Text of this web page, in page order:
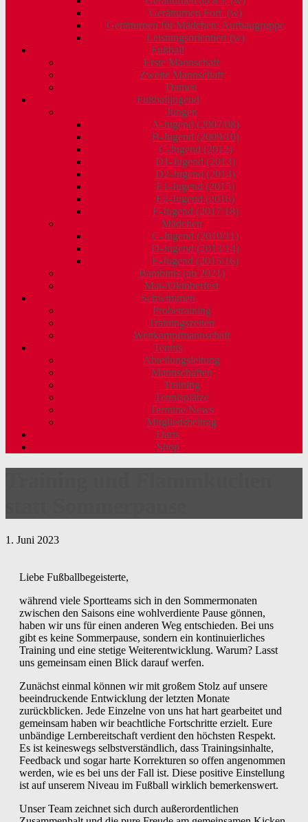
Gerätturnen Fort. (w)
Gerätturnen für Mädchen: Aufbaugruppe
Leistungsorientiert (w)
Fußball
Erste Mannschaft
Zweite Mannschaft
Damen
Fußballjugend
Jungen
A-Jugend (2007/08)
B-Jugend (2009/10)
C-Jugend (2012)
D1-Jugend (2013)
D2-Jugend (2014)
E1-Jugend (2015)
E2-Jugend (2016)
F-Jugend (2017/18)
Mädchen
C-Jugend (2010/11)
D-Jugend (2013/14)
E-Jugend (2015/16)
Bambinis (ab 2021)
Mai-/Oktoberfest
Schwimmen
Probetraining
Trainingszeiten
Wettkampfmannschaft
Tennis
Abteilungsleitung
Mannschaften
Training
Tennisplätze
Termine/News
Mitgliedsbeitrag
Darts
Shop
1. Juni 2023
Liebe Fußballbegeisterte,
während viele Sportteams sich in den Sommermonaten
zwischen den Saisons eine wohlverdiente Pause gönnen,
haben wir uns für einen anderen Weg entschieden. Bei uns
gibt es keine Sommerpause, sondern ein kontinuierliches
Training und eine stetige Weiterentwicklung. Warum? Lasst
uns gemeinsam einen Blick darauf werfen.
Zunächst einmal können wir mit großem Stolz auf unsere
beeindruckende Entwicklung der letzten Monate
zurückblicken. Jede Einzelne von uns hat hart gearbeitet und
gemeinsam haben wir beachtliche Fortschritte erzielt. Eure
unbändige Lernbereitschaft verdient den höchsten Respekt.
Es ist keineswegs selbstverständlich, dass Trainingsinhalte,
Feedback und sogar harte Korrekturen so offen angenommen
werden, wie es bei uns der Fall ist. Diese positive Einstellung
ist auf unserem Niveau im Fußball wirklich bemerkenswert.
Unser Team zeichnet sich durch außerordentlichen